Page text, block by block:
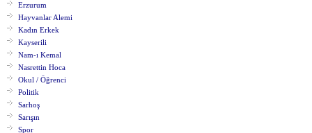
Erzurum
Hayvanlar Alemi
Kadın Erkek
Kayserili
Nam-ı Kemal
Nasrettin Hoca
Okul / Öğrenci
Politik
Sarhoş
Sarışın
Spor